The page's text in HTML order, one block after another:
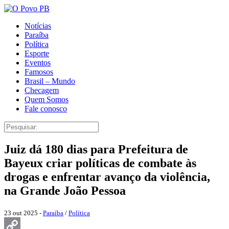
Notícias
Paraíba
Política
Esporte
Eventos
Famosos
Brasil – Mundo
Checagem
Quem Somos
Fale conosco
Juiz dá 180 dias para Prefeitura de
Bayeux criar políticas de combate às
drogas e enfrentar avanço da violência,
na Grande João Pessoa
23 out 2025 - Paraíba / Política